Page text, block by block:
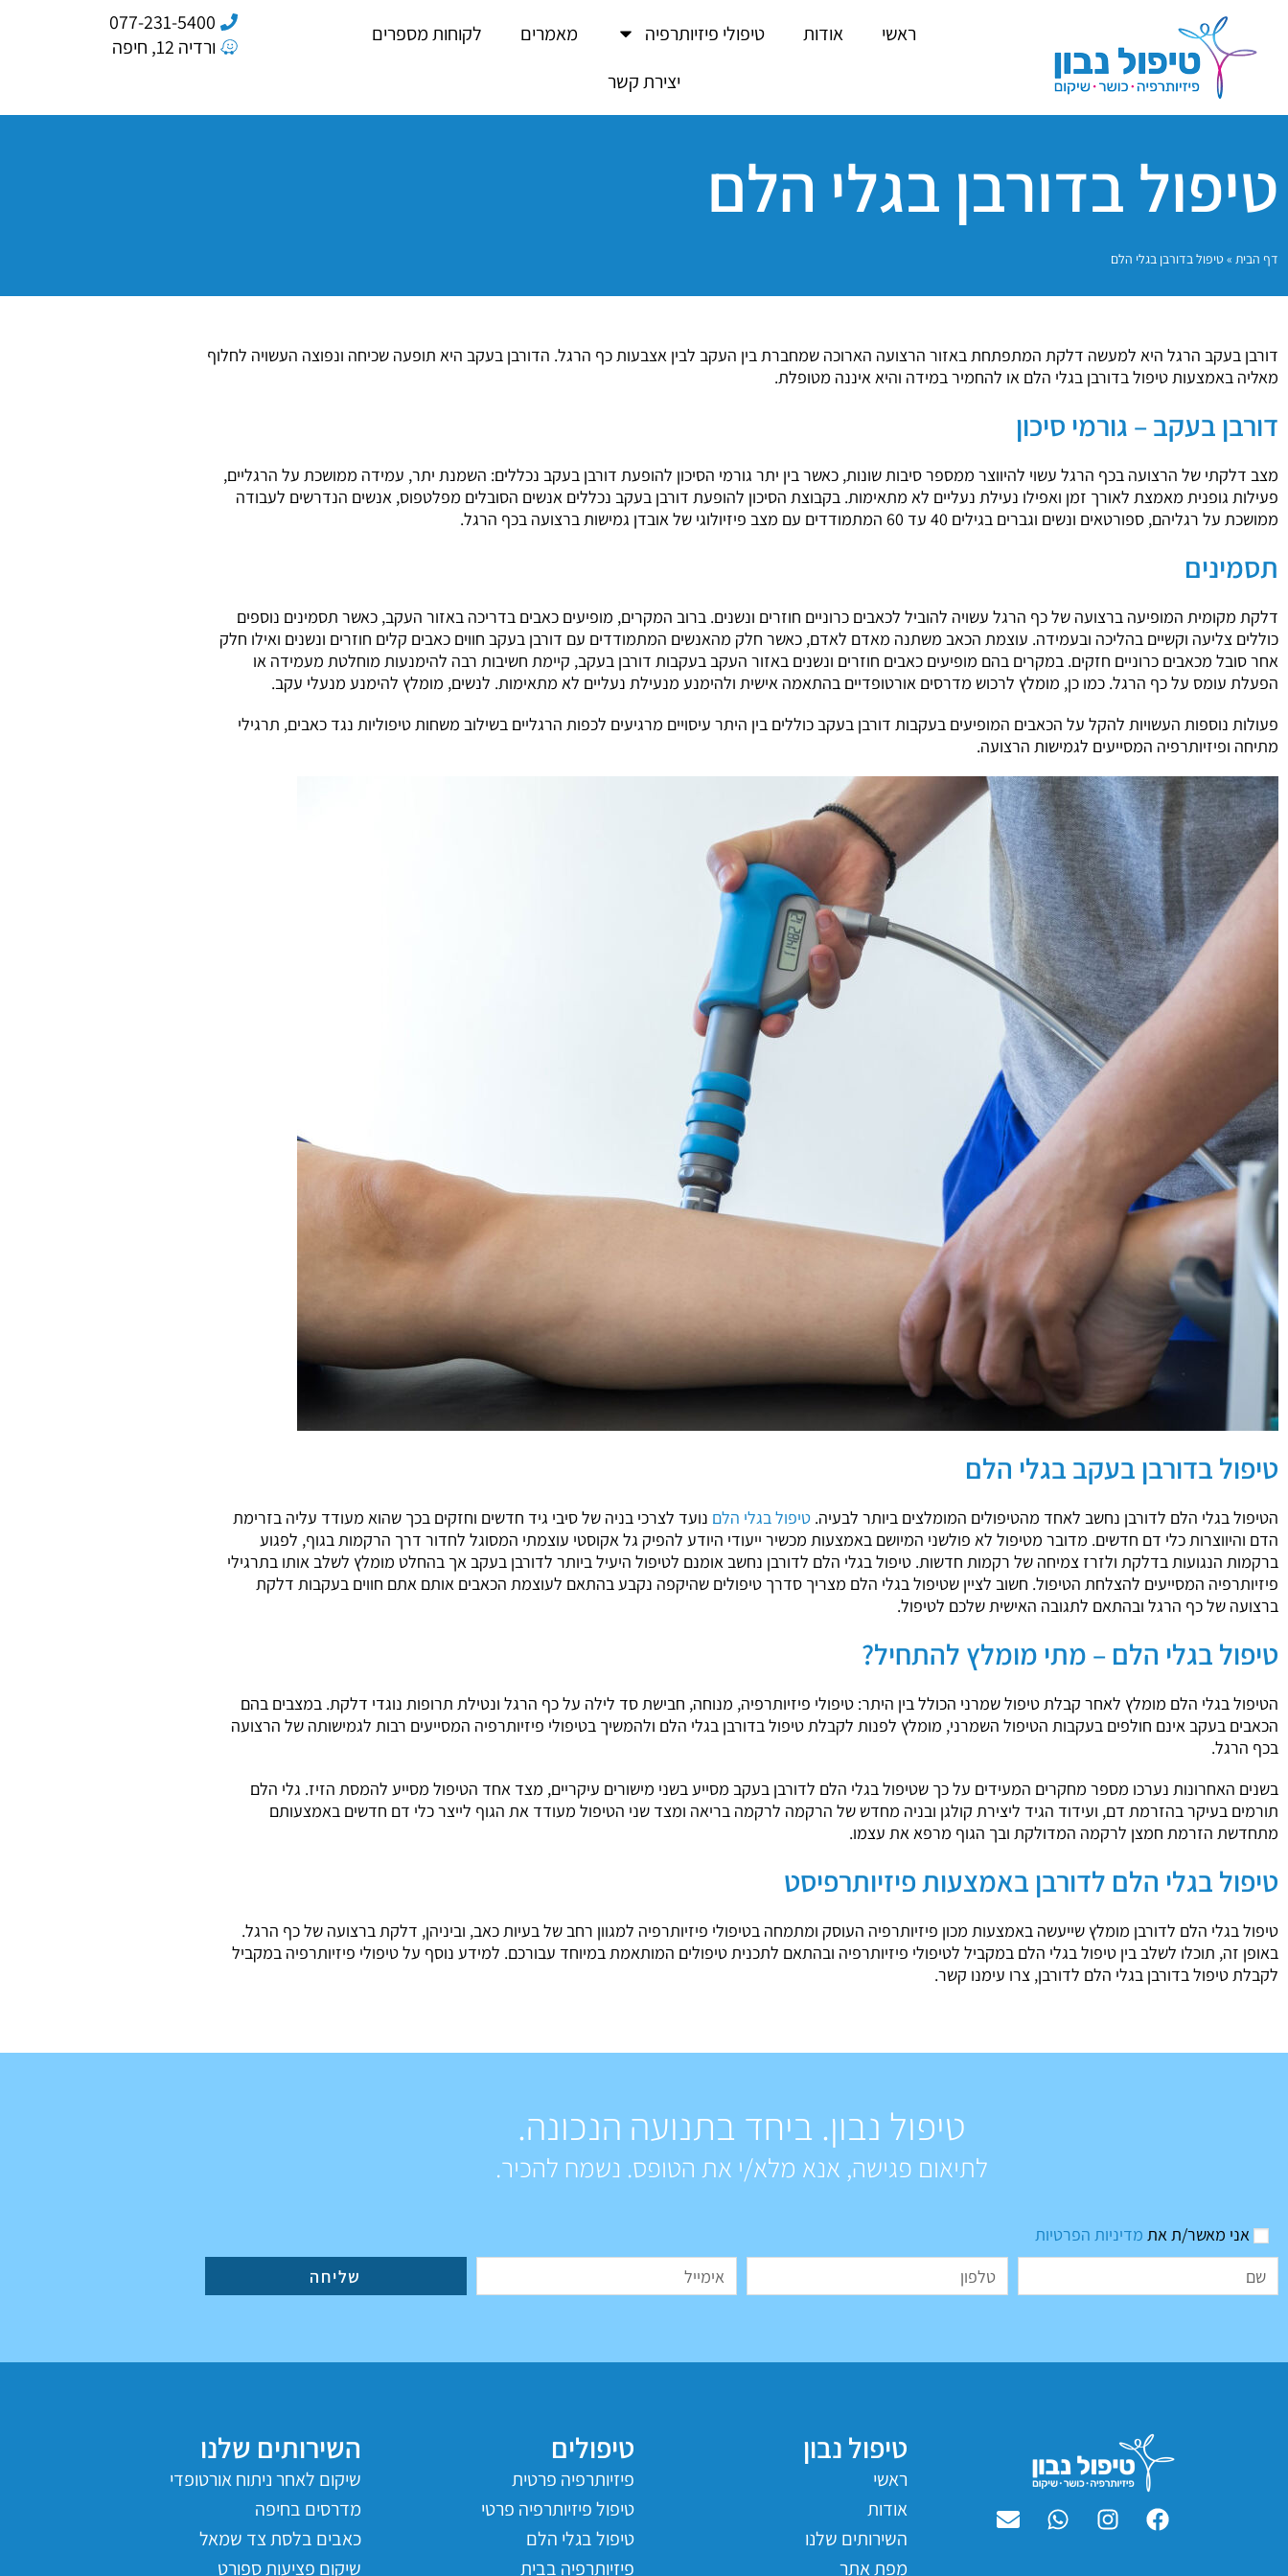
ראשי אודות טיפולי פיזיותרפיה מאמרים
לקוחות מספרים
יצירת קשר
077-231-5400
ורדיה 12, חיפה
טיפול בדורבן בגלי הלם
דף הבית »טיפול בדורבן בגלי הלם
דורבן בעקב הרגל היא למעשה דלקת המתפתחת באזור הרצועה הארוכה שמחברת בין העקב לבין אצבעות כף הרגל. הדורבן בעקב היא תופעה שכיחה ונפוצה העשויה לחלוף
מאליה באמצעות טיפול בדורבן בגלי הלם או להחמיר במידה והיא איננה מטופלת.
דורבן בעקב – גורמי סיכון
מצב דלקתי של הרצועה בכף הרגל עשוי להיווצר ממספר סיבות שונות, כאשר בין יתר גורמי הסיכון להופעת דורבן בעקב נכללים: השמנת יתר, עמידה ממושכת על הרגליים,
פעילות גופנית מאמצת לאורך זמן ואפילו נעילת נעליים לא מתאימות. בקבוצת הסיכון להופעת דורבן בעקב נכללים אנשים הסובלים מפלטפוס, אנשים הנדרשים לעבודה
ממושכת על רגליהם, ספורטאים ונשים וגברים בגילים 40 עד 60 המתמודדים עם מצב פיזיולוגי של אובדן גמישות ברצועה בכף הרגל.
תסמינים
דלקת מקומית המופיעה ברצועה של כף הרגל עשויה להוביל לכאבים כרוניים חוזרים ונשנים. ברוב המקרים, מופיעים כאבים בדריכה באזור העקב, כאשר תסמינים נוספים
כוללים צליעה וקשיים בהליכה ובעמידה. עוצמת הכאב משתנה מאדם לאדם, כאשר חלק מהאנשים המתמודדים עם דורבן בעקב חווים כאבים קלים חוזרים ונשנים ואילו חלק
אחר סובל מכאבים כרוניים חזקים. במקרים בהם מופיעים כאבים חוזרים ונשנים באזור העקב בעקבות דורבן בעקב, קיימת חשיבות רבה להימנעות מוחלטת מעמידה או
הפעלת עומס על כף הרגל. כמו כן, מומלץ לרכוש מדרסים אורטופדיים בהתאמה אישית ולהימנע מנעילת נעליים לא מתאימות. לנשים, מומלץ להימנע מנעלי עקב.
פעולות נוספות העשויות להקל על הכאבים המופיעים בעקבות דורבן בעקב כוללים בין היתר עיסויים מרגיעים לכפות הרגליים בשילוב משחות טיפוליות נגד כאבים, תרגילי
מתיחה ופיזיותרפיה המסייעים לגמישות הרצועה.
טיפול בדורבן בעקב בגלי הלם
הטיפול בגלי הלם לדורבן נחשב לאחד מהטיפולים המומלצים ביותר לבעיה. טיפול בגלי הלם נועד לצרכי בניה של סיבי גיד חדשים וחזקים בכך שהוא מעודד עליה בזרימת
הדם והיווצרות כלי דם חדשים. מדובר מטיפול לא פולשני המיושם באמצעות מכשיר ייעודי היודע להפיק גל אקוסטי עוצמתי המסוגל לחדור דרך הרקמות בגוף, לפגוע
ברקמות הנגועות בדלקת ולזרז צמיחה של רקמות חדשות. טיפול בגלי הלם לדורבן נחשב אומנם לטיפול היעיל ביותר לדורבן בעקב אך בהחלט מומלץ לשלב אותו בתרגילי
פיזיותרפיה המסייעים להצלחת הטיפול. חשוב לציין שטיפול בגלי הלם מצריך סדרך טיפולים שהיקפה נקבע בהתאם לעוצמת הכאבים אותם אתם חווים בעקבות דלקת
ברצועה של כף הרגל ובהתאם לתגובה האישית שלכם לטיפול.
טיפול בגלי הלם – מתי מומלץ להתחיל?
הטיפול בגלי הלם מומלץ לאחר קבלת טיפול שמרני הכולל בין היתר: טיפולי פיזיותרפיה, מנוחה, חבישת סד לילה על כף הרגל ונטילת תרופות נוגדי דלקת. במצבים בהם
הכאבים בעקב אינם חולפים בעקבות הטיפול השמרני, מומלץ לפנות לקבלת טיפול בדורבן בגלי הלם ולהמשיך בטיפולי פיזיותרפיה המסייעים רבות לגמישותה של הרצועה
בכף הרגל.
בשנים האחרונות נערכו מספר מחקרים המעידים על כך שטיפול בגלי הלם לדורבן בעקב מסייע בשני מישורים עיקריים, מצד אחד הטיפול מסייע להמסת הזיז. גלי הלם
תורמים בעיקר בהזרמת דם, ועידוד הגיד ליצירת קולגן ובניה מחדש של הרקמה לרקמה בריאה ומצד שני הטיפול מעודד את הגוף לייצר כלי דם חדשים באמצעותם
מתחדשת הזרמת חמצן לרקמה המדולקת ובך הגוף מרפא את עצמו.
טיפול בגלי הלם לדורבן באמצעות פיזיותרפיסט
טיפול בגלי הלם לדורבן מומלץ שייעשה באמצעות מכון פיזיותרפיה העוסק ומתמחה בטיפולי פיזיותרפיה למגוון רחב של בעיות כאב, וביניהן, דלקת ברצועה של כף הרגל.
באופן זה, תוכלו לשלב בין טיפול בגלי הלם במקביל לטיפולי פיזיותרפיה ובהתאם לתכנית טיפולים המותאמת במיוחד עבורכם. למידע נוסף על טיפולי פיזיותרפיה במקביל
לקבלת טיפול בדורבן בגלי הלם לדורבן, צרו עימנו קשר.
טיפול נבון. ביחד בתנועה הנכונה.
לתיאום פגישה, אנא מלא/י את הטופס. נשמח להכיר.
אני מאשר/ת את מדיניות הפרטיות
שליחה
טיפול נבון
ראשי
אודות
השירותים שלנו
מפת אתר
טיפולים
פיזיותרפיה פרטית
טיפול פיזיותרפיה פרטי
טיפול בגלי הלם
פיזיותרפיה בבית
השירותים שלנו
שיקום לאחר ניתוח אורטופדי
מדרסים בחיפה
כאבים בלסת צד שמאל
שיקום פציעות ספורט